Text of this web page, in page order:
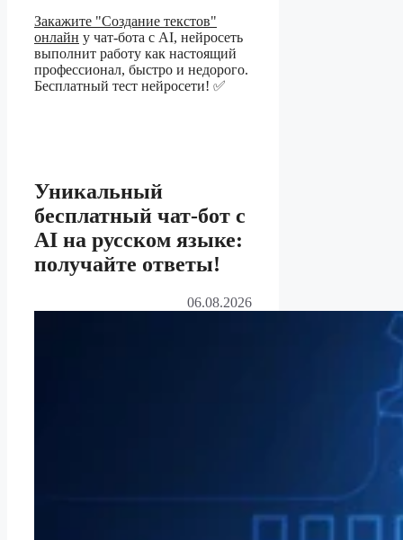
Закажите "Создание текстов"
онлайн у чат-бота с AI, нейросеть
выполнит работу как настоящий
профессионал, быстро и недорого.
Бесплатный тест нейросети! ✅
Уникальный
бесплатный чат-бот с
AI на русском языке:
получайте ответы!
06.08.2026